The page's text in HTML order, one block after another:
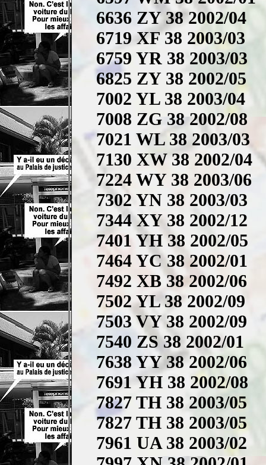
6636 ZY 38 2002/04
6719 XF 38 2003/03
6759 YR 38 2003/03
6825 ZY 38 2002/05
7002 YL 38 2003/04
7008 ZG 38 2002/08
7021 WL 38 2003/03
7130 XW 38 2002/04
7224 WY 38 2003/06
7302 YN 38 2003/03
7344 XY 38 2002/12
7401 YH 38 2002/05
7464 YC 38 2002/01
7492 XB 38 2002/06
7502 YL 38 2002/09
7503 VY 38 2002/09
7540 ZS 38 2002/01
7638 YY 38 2002/06
7691 YH 38 2002/08
7827 TH 38 2003/05
7827 TH 38 2003/05
7961 UA 38 2003/02